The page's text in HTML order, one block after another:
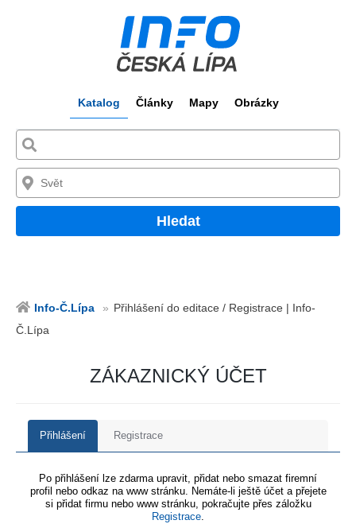
Katalog Články Mapy Obrázky
Hledat
Info-Č.Lípa
Přihlášení do editace / Registrace | Info-
Č.Lípa
ZÁKAZNICKÝ ÚČET
Přihlášení Registrace
Po přihlášení lze zdarma upravit, přidat nebo smazat firemní
profil nebo odkaz na www stránku. Nemáte-li ještě účet a přejete
si přidat firmu nebo www stránku, pokračujte přes záložku
Registrace.